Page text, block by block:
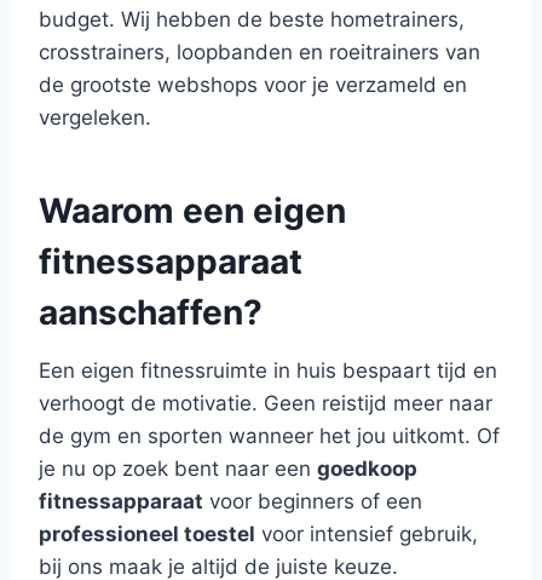
budget. Wij hebben de beste hometrainers,
crosstrainers, loopbanden en roeitrainers van
de grootste webshops voor je verzameld en
vergeleken.
Waarom een eigen
fitnessapparaat
aanschaffen?
Een eigen fitnessruimte in huis bespaart tijd en
verhoogt de motivatie. Geen reistijd meer naar
de gym en sporten wanneer het jou uitkomt. Of
je nu op zoek bent naar een goedkoop
fitnessapparaat voor beginners of een
professioneel toestel voor intensief gebruik,
bij ons maak je altijd de juiste keuze.